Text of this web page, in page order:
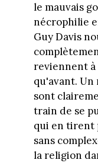
le mauvais
nécrophilie
Guy Davis
reviennent à
qu'avant. Un
sont
train de se
qui en tirent
sans
la religion